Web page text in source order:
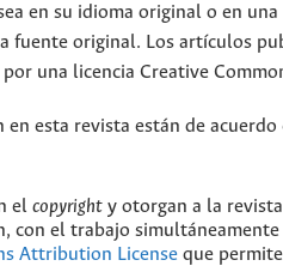
en su idioma original o en
fuente original. Los artículos
una licencia Creative
en esta revista están de acuerdo
el copyright y otorgan a la
con el trabajo
Attribution License que